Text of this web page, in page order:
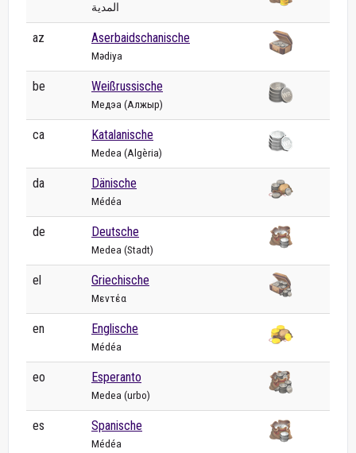
المدية
az Aserbaidschanische
Mədiya
be Weißrussische
Медэа (Алжыр)
ca Katalanische
Medea (Algèria)
da Dänische
Médéa
de Deutsche
Medea (Stadt)
el Griechische
Μεντέα
en Englische
Médéa
eo Esperanto
Medea (urbo)
es Spanische
Médéa